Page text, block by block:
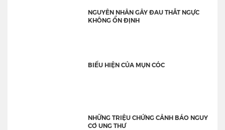
NGUYÊN NHÂN GÂY ĐAU THẮT NGỰC
KHÔNG ỔN ĐỊNH
BIỂU HIỆN CỦA MỤN CÓC
NHỮNG TRIỆU CHỨNG CẢNH BÁO NGUY
CƠ UNG THƯ